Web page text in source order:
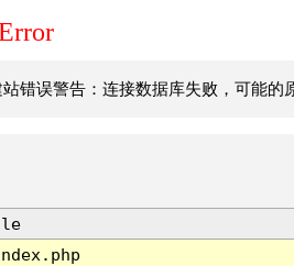
站错误警告：连接数据库失败，可能的